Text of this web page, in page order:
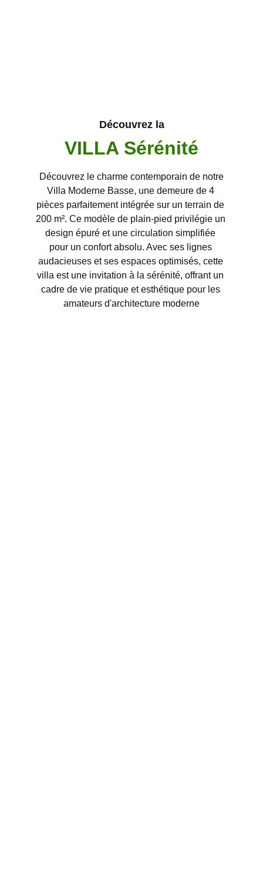
Découvrez la
VILLA Sérénité
Découvrez le charme contemporain de notre
Villa Moderne Basse, une demeure de 4
pièces parfaitement intégrée sur un terrain de
200 m². Ce modèle de plain-pied privilégie un
design épuré et une circulation simplifiée
pour un confort absolu. Avec ses lignes
audacieuses et ses espaces optimisés, cette
villa est une invitation à la sérénité, offrant un
cadre de vie pratique et esthétique pour les
amateurs d'architecture moderne